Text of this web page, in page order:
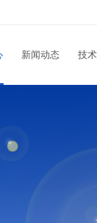
新闻动态 技